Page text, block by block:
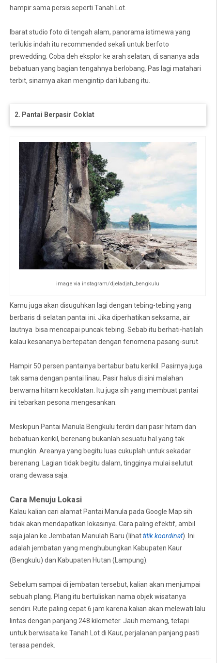
hampir sama persis seperti Tanah Lot.
Ibarat studio foto di tengah alam, panorama istimewa yang
terlukis indah itu recommended sekali untuk berfoto
prewedding. Coba deh eksplor ke arah selatan, di sananya ada
bebatuan yang bagian tengahnya berlobang. Pas lagi matahari
terbit, sinarnya akan mengintip dari lubang itu.
2. Pantai Berpasir Coklat
image via instagram/djeladjah_bengkulu
Kamu juga akan disuguhkan lagi dengan tebing-tebing yang
berbaris di selatan pantai ini. Jika diperhatikan seksama, air
lautnya bisa mencapai puncak tebing. Sebab itu berhati-hatilah
kalau kesananya bertepatan dengan fenomena pasang-surut.
Hampir 50 persen pantainya bertabur batu kerikil. Pasirnya juga
tak sama dengan pantai linau. Pasir halus di sini malahan
berwarna hitam kecoklatan. Itu juga sih yang membuat pantai
ini tebarkan pesona mengesankan.
Meskipun Pantai Manula Bengkulu terdiri dari pasir hitam dan
bebatuan kerikil, berenang bukanlah sesuatu hal yang tak
mungkin. Areanya yang begitu luas cukuplah untuk sekadar
berenang. Lagian tidak begitu dalam, tingginya mulai selutut
orang dewasa saja.
Cara Menuju Lokasi
Kalau kalian cari alamat Pantai Manula pada Google Map sih
tidak akan mendapatkan lokasinya. Cara paling efektif, ambil
saja jalan ke Jembatan Manulah Baru (lihattitik koordinat). Ini
adalah jembatan yang menghubungkan Kabupaten Kaur
(Bengkulu) dan Kabupaten Hutan (Lampung).
Sebelum sampai di jembatan tersebut, kalian akan menjumpai
sebuah plang. Plang itu bertuliskan nama objek wisatanya
sendiri. Rute paling cepat 6 jam karena kalian akan melewati lalu
lintas dengan panjang 248 kilometer. Jauh memang, tetapi
untuk berwisata ke Tanah Lot di Kaur, perjalanan panjang pasti
terasa pendek.